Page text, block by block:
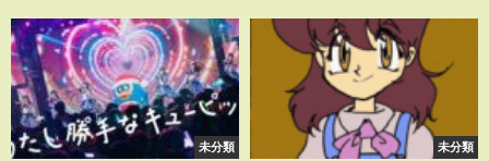
未分類 未分類